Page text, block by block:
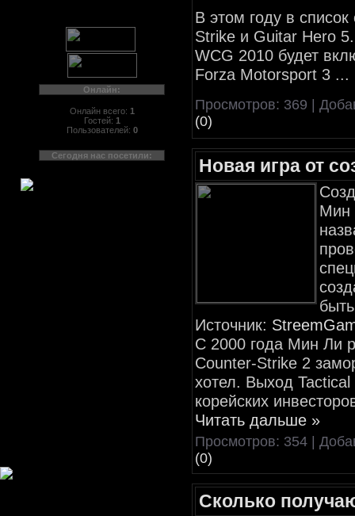
Онлайн:
Онлайн всего: 1
Гостей: 1
Пользователей: 0
Сегодня нас посетили:
В этом году в
Strike и Guitar Hero
WCG 2010 будет
Forza Motorsport 3 ...
Просмотров: 369 |
(0)
Новая игра от
Мин
Источник:
С 2000 года Мин Ли
Counter-Strike 2
хотел. Выход
корейских
Читать дальше »
Просмотров: 354 |
(0)
Сколько